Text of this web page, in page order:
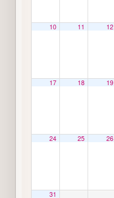
10 11 12
17 18 19
24 25 26
31